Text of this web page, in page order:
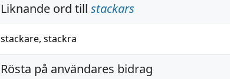
Liknande ord till stackars
stackare, stackra
Rösta på användares bidrag